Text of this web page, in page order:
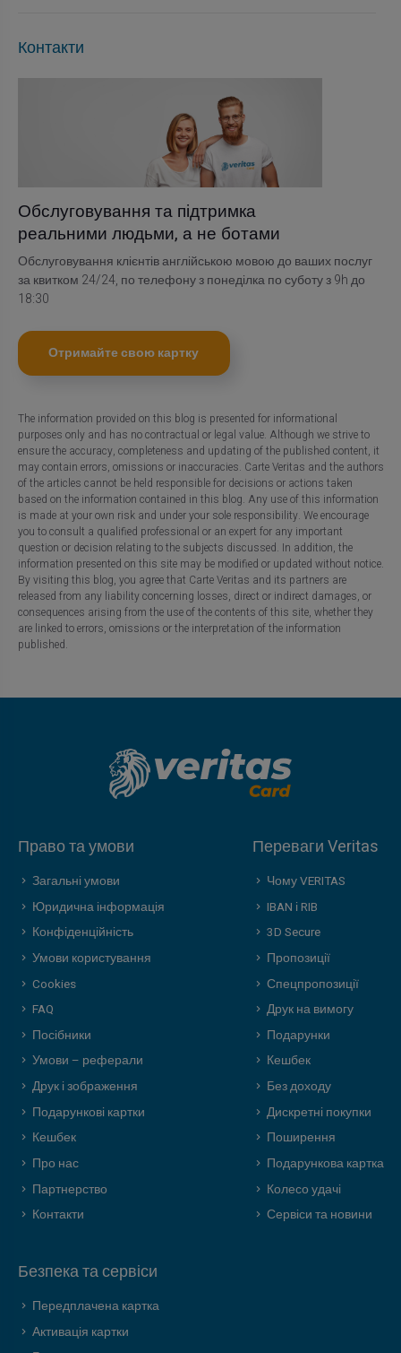
Контакти
Обслуговування та підтримка
реальними людьми, а не ботами
Обслуговування клієнтів англійською мовою до ваших послуг
за квитком 24/24, по телефону з понеділка по суботу з 9h до
18:30
Отримайте свою картку
The information provided on this blog is presented for informational
purposes only and has no contractual or legal value. Although we strive to
ensure the accuracy, completeness and updating of the published content, it
may contain errors, omissions or inaccuracies. Carte Veritas and the authors
of the articles cannot be held responsible for decisions or actions taken
based on the information contained in this blog. Any use of this information
is made at your own risk and under your sole responsibility. We encourage
you to consult a qualified professional or an expert for any important
question or decision relating to the subjects discussed. In addition, the
information presented on this site may be modified or updated without notice.
By visiting this blog, you agree that Carte Veritas and its partners are
released from any liability concerning losses, direct or indirect damages, or
consequences arising from the use of the contents of this site, whether they
are linked to errors, omissions or the interpretation of the information
published.
Право та умови
Загальні умови
Юридична інформація
Конфіденційність
Умови користування
Cookies
FAQ
Посібники
Умови – реферали
Друк і зображення
Подарункові картки
Кешбек
Про нас
Партнерство
Контакти
Переваги Veritas
Чому VERITAS
IBAN і RIB
3D Secure
Пропозиції
Спецпропозиції
Друк на вимогу
Подарунки
Кешбек
Без доходу
Дискретні покупки
Поширення
Подарункова картка
Колесо удачі
Сервіси та новини
Безпека та сервіси
Передплачена картка
Активація картки